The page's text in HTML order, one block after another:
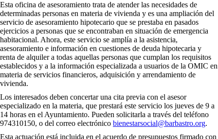
Esta oficina de asesoramiento trata de atender las necesidades de
determinadas personas en materia de vivienda y es una ampliación del
servicio de asesoramiento hipotecario que se prestaba en pasados
ejercicios a personas que se encontraban en situación de emergencia
habitacional. Ahora, este servicio se amplía a la asistencia,
asesoramiento e información en cuestiones de deuda hipotecaria y
renta de alquiler a todas aquellas personas que cumplan los requisitos
establecidos y a la información especializada a usuarios de la OMIC en
materia de servicios financieros, adquisición y arrendamiento de
vivienda.
Los interesados deben concertar una cita previa con el asesor
especializado en la materia, que prestará este servicio los jueves de 9 a
14 horas en el Ayuntamiento. Pueden solicitarla a través del teléfono
974310150, o del correo electrónico bienestarsocial@barbastro.org.
Esta actuación está incluida en el acuerdo de presupuestos firmado con